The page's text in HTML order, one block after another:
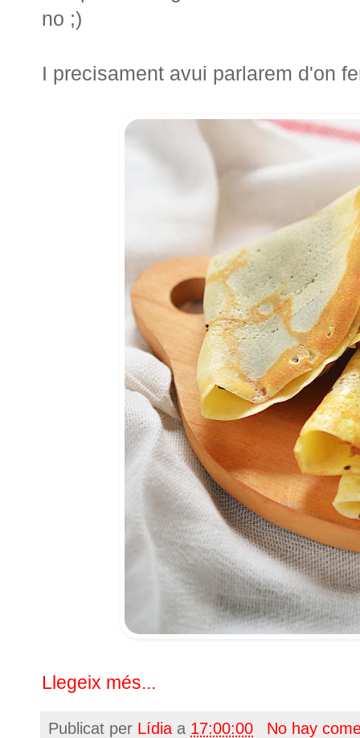
no ;)
I precisament avui parlarem d'on
Llegeix més...
Publicat per Lídia a 17:00:00
No hay